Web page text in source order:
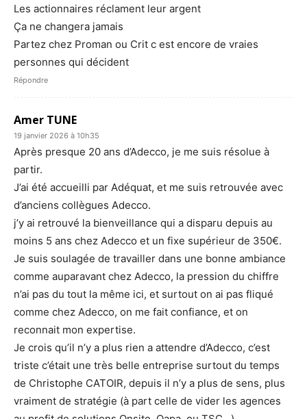
Les actionnaires réclament leur argent
Ça ne changera jamais
Partez chez Proman ou Crit c est encore de vraies
personnes qui décident
Répondre
Amer TUNE
19 janvier 2026 à 10h35
Après presque 20 ans d’Adecco, je me suis résolue à
partir.
J’ai été accueilli par Adéquat, et me suis retrouvée avec
d’anciens collègues Adecco.
j’y ai retrouvé la bienveillance qui a disparu depuis au
moins 5 ans chez Adecco et un fixe supérieur de 350€.
Je suis soulagée de travailler dans une bonne ambiance
comme auparavant chez Adecco, la pression du chiffre
n’ai pas du tout la même ici, et surtout on ai pas fliqué
comme chez Adecco, on me fait confiance, et on
reconnait mon expertise.
Je crois qu’il n’y a plus rien a attendre d’Adecco, c’est
triste c’était une très belle entreprise surtout du temps
de Christophe CATOIR, depuis il n’y a plus de sens, plus
vraiment de stratégie (à part celle de vider les agences